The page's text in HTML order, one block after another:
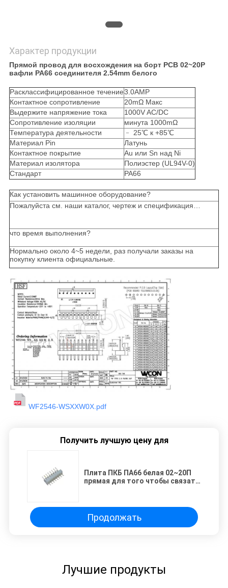
Характер продукции
Прямой провод для восхождения на борт PCB 02~20P
вафли PA66 соединителя 2.54mm белого
Расклассифицированное течение3.0AMP
Контактное сопротивление
20mΩ Макс
Выдержите напряжение тока
1000V AC/DC
Сопротивление изоляции
минута 1000mΩ
Температура деятельности
﹣ 25℃ к +85℃
Материал Pin
Латунь
Контактное покрытие
Au или Sn над Ni
Материал изолятора
Полиэстер (UL94V-0)
Стандарт
PA66
Как установить машинное оборудование?
Пожалуйста см. наши каталог, чертеж и спецификация…
что время выполнения?
Нормально около 4~5 недели, раз получали заказы на
покупку клиента официальные.
WF2546-WSXXW0X.pdf
Получить лучшую цену для
Плита ПКБ ПА66 белая 02~20П
прямая для того чтобы связать
Продолжать
Лучшие продукты